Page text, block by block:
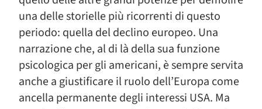
una delle storielle più ricorrenti di questo
periodo: quella del declino europeo. Una
narrazione che, al di là della sua funzione
psicologica per gli americani, è sempre servita
anche a giustificare il ruolo dell’Europa come
ancella permanente degli interessi USA. Ma